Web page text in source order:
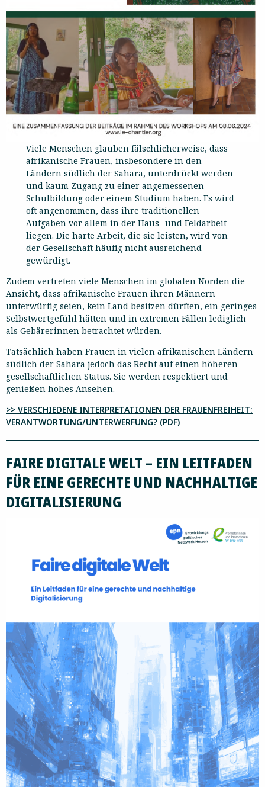
Viele Menschen glauben fälschlicherweise, dass
afrikanische Frauen, insbesondere in den
Ländern südlich der Sahara, unterdrückt werden
und kaum Zugang zu einer angemessenen
Schulbildung oder einem Studium haben. Es wird
oft angenommen, dass ihre traditionellen
Aufgaben vor allem in der Haus- und Feldarbeit
liegen. Die harte Arbeit, die sie leisten, wird von
der Gesellschaft häufig nicht ausreichend
gewürdigt.
Zudem vertreten viele Menschen im globalen Norden die
Ansicht, dass afrikanische Frauen ihren Männern
unterwürfig seien, kein Land besitzen dürften, ein geringes
Selbstwertgefühl hätten und in extremen Fällen lediglich
als Gebärerinnen betrachtet würden.
Tatsächlich haben Frauen in vielen afrikanischen Ländern
südlich der Sahara jedoch das Recht auf einen höheren
gesellschaftlichen Status. Sie werden respektiert und
genießen hohes Ansehen.
>> VERSCHIEDENE INTERPRETATIONEN DER FRAUENFREIHEIT:
VERANTWORTUNG/UNTERWERFUNG? (PDF)
FAIRE DIGITALE WELT – EIN LEITFADEN
FÜR EINE GERECHTE UND NACHHALTIGE
DIGITALISIERUNG